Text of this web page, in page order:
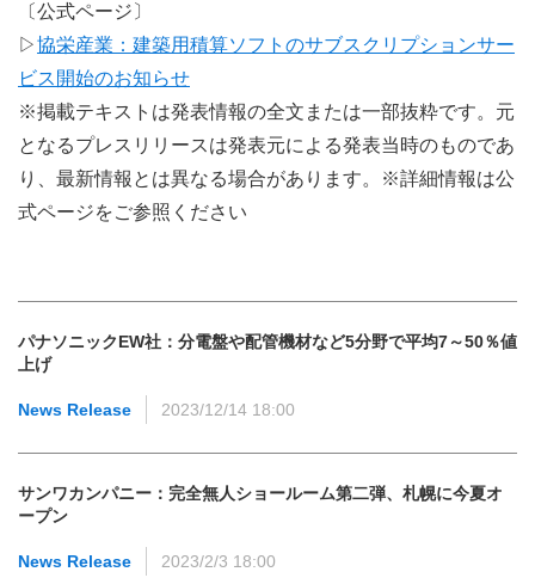
〔公式ページ〕
▷協栄産業：建築用積算ソフトのサブスクリプションサー
ビス開始のお知らせ
※掲載テキストは発表情報の全文または一部抜粋です。元
となるプレスリリースは発表元による発表当時のものであ
り、最新情報とは異なる場合があります。※詳細情報は公
式ページをご参照ください
パナソニックEW社：分電盤や配管機材など5分野で平均7～50％値
上げ
News Release 2023/12/14 18:00
サンワカンパニー：完全無人ショールーム第二弾、札幌に今夏オ
ープン
News Release 2023/2/3 18:00